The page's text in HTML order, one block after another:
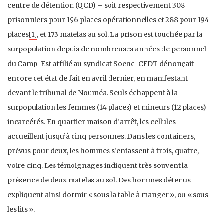
centre de détention (QCD) – soit respectivement 308
prisonniers pour 196 places opérationnelles et 288 pour 194
places[1], et 173 matelas au sol. La prison est touchée par la
surpopulation depuis de nombreuses années : le personnel
du Camp-Est affilié au syndicat Soenc-CFDT dénonçait
encore cet état de fait en avril dernier, en manifestant
devant le tribunal de Nouméa. Seuls échappent à la
surpopulation les femmes (14 places) et mineurs (12 places)
incarcérés. En quartier maison d’arrêt, les cellules
accueillent jusqu’à cinq personnes. Dans les containers,
prévus pour deux, les hommes s’entassent à trois, quatre,
voire cinq. Les témoignages indiquent très souvent la
présence de deux matelas au sol. Des hommes détenus
expliquent ainsi dormir « sous la table à manger », ou « sous
les lits ».